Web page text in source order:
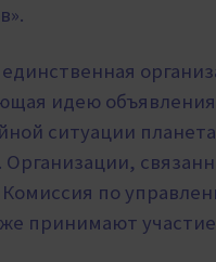
идею объявления
ситуации
Организации,
Комиссия по
принимают